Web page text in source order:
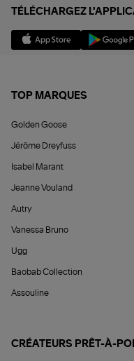
TÉLÉCHARGEZ
TOP MARQUES
Golden Goose
Jérôme Dreyfuss
Isabel Marant
Jeanne Vouland
Autry
Vanessa Bruno
Ugg
Baobab Collection
Assouline
CRÉATEURS PRÊT-À-